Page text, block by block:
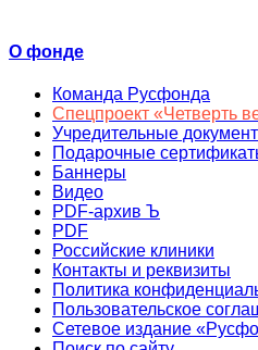
О фонде
Команда Русфонда
Спецпроект «Четверть
Учредительные
Подарочные
Баннеры
Видео
PDF-архив Ъ
PDF
Российские клиники
Контакты и реквизиты
Политика
Пользовательское
Сетевое издание